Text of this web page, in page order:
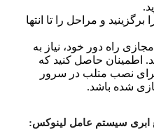
و مراحل را تا انتها
راه دور خود، نیاز به
اطمینان حاصل کنید که
نصب متلب در سرور
شده باشد.
سیستم عامل لینوکس: